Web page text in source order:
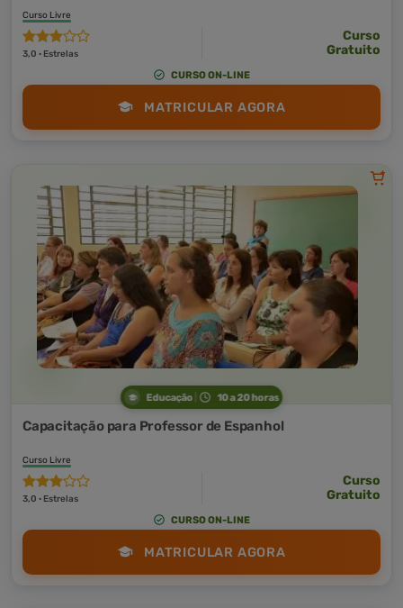
Curso Livre
3,0 · Estrelas
Curso
Gratuito
CURSO ON-LINE
MATRICULAR AGORA
Educação 10 a 20 horas
Capacitação para Professor de Espanhol
Curso Livre
3,0 · Estrelas
Curso
Gratuito
CURSO ON-LINE
MATRICULAR AGORA